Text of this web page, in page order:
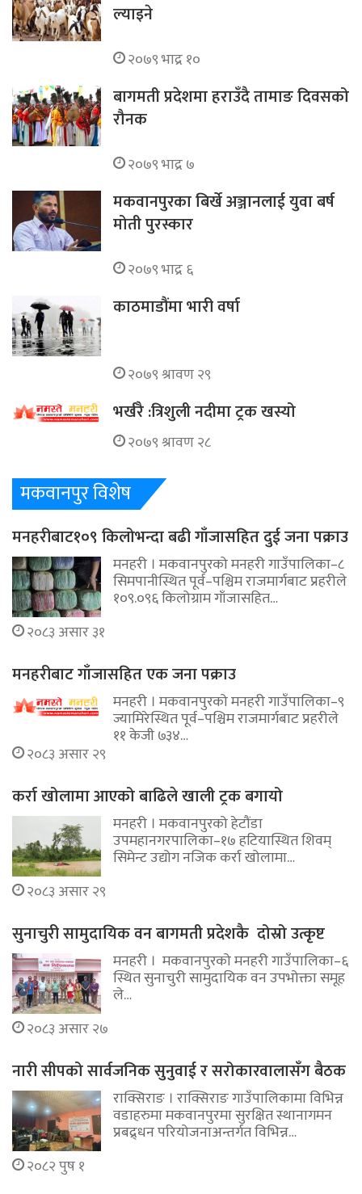
ल्याइने
२०७९ भाद्र १०
बागमती प्रदेशमा हराउँदै तामाङ दिवसको
रौनक
२०७९ भाद्र ७
मकवानपुरका बिर्खे अञ्जानलाई युवा बर्ष
मोती पुरस्कार
२०७९ भाद्र ६
काठमाडौंमा भारी वर्षा
२०७९ श्रावण २९
भर्खरै :त्रिशुली नदीमा ट्रक खस्यो
२०७९ श्रावण २८
मकवानपुर विशेष
मनहरीबाट१०९ किलोभन्दा बढी गाँजासहित दुई जना पक्राउ
मनहरी । मकवानपुरको मनहरी गाउँपालिका–८
सिमपानीस्थित पूर्व–पश्चिम राजमार्गबाट प्रहरीले
१०९.०९६ किलोग्राम गाँजासहित…
२०८३ असार ३१
मनहरीबाट गाँजासहित एक जना पक्राउ
मनहरी । मकवानपुरको मनहरी गाउँपालिका–९
ज्यामिरेस्थित पूर्व–पश्चिम राजमार्गबाट प्रहरीले
११ केजी ७३४…
२०८३ असार २९
कर्रा खोलामा आएको बाढिले खाली ट्रक बगायो
मनहरी । मकवानपुरको हेटौंडा
उपमहानगरपालिका–१७ हटियास्थित शिवम्
सिमेन्ट उद्योग नजिक कर्रा खोलामा…
२०८३ असार २९
सुनाचुरी सामुदायिक वन बागमती प्रदेशकै दोस्रो उत्कृष्ट
मनहरी । मकवानपुरको मनहरी गाउँपालिका–६
स्थित सुनाचुरी सामुदायिक वन उपभोक्ता समूह
ले…
२०८३ असार २७
नारी सीपको सार्वजनिक सुनुवाई र सरोकारवालासँग बैठक
राक्सिराङ । राक्सिराङ गाउँपालिकामा विभिन्न
वडाहरुमा मकवानपुरमा सुरक्षित स्थानागमन
प्रबद्र्धन परियोजनाअन्तर्गत विभिन्न…
२०८२ पुष १